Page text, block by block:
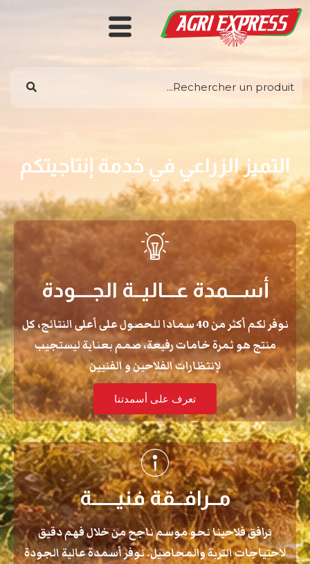
التميز الزراعي في خدمة إنتاجيتكم
أســـمدة عـــاليــة الجــــودة
نوفر لكم أكثر من 40 سمادا للحصول على أعلى النتائج، كل
منتج هو ثمرة خامات رفيعة، صمم بعناية ليستجيب
لإنتظارات الفلاحين و الفنيين
تعرف على أسمدتنا
مــرافــقة فنيــــــة
نرافق فلاحينا نحو موسم ناجح من خلال فهم دقيق
لاحتياجات التربة والمحاصيل. نوفر أسمدة عالية الجودة